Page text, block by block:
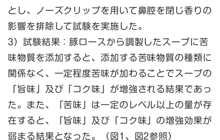
とし、ノーズクリップを用いて鼻腔を閉じ香りの
影響を排除して試験を実施した。
3）試験結果：豚ロースから調製したスープに苦
味物質を添加すると、添加する苦味物質の種類に
関係なく、一定程度苦味が加わることでスープの
「旨味」及び「コク味」が増強される結果であっ
た。また、「苦味」は一定のレベル以上の量が存
在すると、「旨味」及び「コク味」の増強効果が
弱まる結果となった。（図1、図2参照）